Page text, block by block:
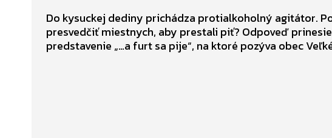
Do kysuckej dediny prichádza protialkoholný agitátor.
presvedčiť miestnych, aby prestali piť? Odpoveď
predstavenie „…a furt sa pije“, na ktoré pozýva obec